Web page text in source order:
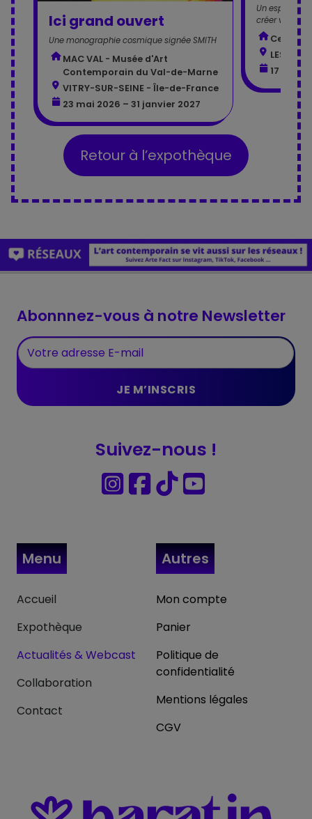
Ici grand ouvert
Une monographie cosmique signée SMITH
MAC VAL - Musée d'Art
Contemporain du Val-de-Marne
VITRY-SUR-SEINE - Île-de-France
23 mai 2026 – 31 janvier 2027
Un espace
créer vos
Centre
LES
17 juin
Retour à l’expothèque
Abonnnez-vous à notre Newsletter
Suivez-nous !
Menu
Accueil
Expothèque
Actualités & Webcast
Collaboration
Contact
Autres
Mon compte
Panier
Politique de
confidentialité
Mentions légales
CGV